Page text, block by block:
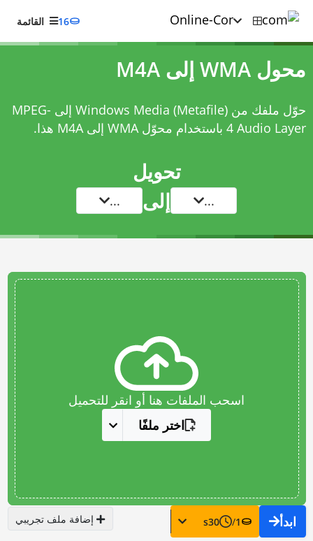
16 القائمة
محول WMA إلى M4A
حوّل ملفك من Windows Media (Metafile) إلى MPEG-
4 Audio Layer باستخدام
محوّل WMA إلى M4A هذا.
تحويل
... إلى ...
اسحب الملفات هنا أو انقر للتحميل
اختر ملفًا
ابدأ 1
/
30
s إضافة ملف تجريبي